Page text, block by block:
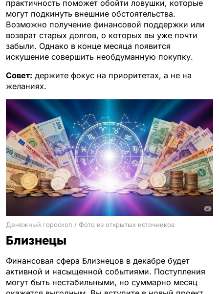
практичность поможет обойти ловушки, которые
могут подкинуть внешние обстоятельства.
Возможно получение финансовой поддержки или
возврат старых долгов, о которых вы уже почти
забыли. Однако в конце месяца появится
искушение совершить необдуманную покупку.
Совет: держите фокус на приоритетах, а не на
желаниях.
Денежный гороскоп / Фото из открытых источников
Близнецы
Финансовая сфера Близнецов в декабре будет
активной и насыщенной событиями. Поступления
могут быть нестабильными, но суммарно месяц